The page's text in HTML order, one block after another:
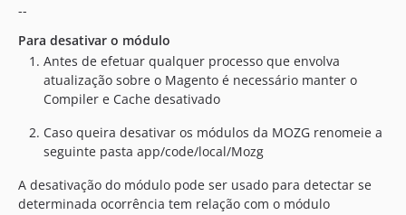
--
Para desativar o módulo
Antes de efetuar qualquer processo que envolva
atualização sobre o Magento é necessário manter o
Compiler e Cache desativado
Caso queira desativar os módulos da MOZG renomeie a
seguinte pasta app/code/local/Mozg
A desativação do módulo pode ser usado para detectar se
determinada ocorrência tem relação com o módulo